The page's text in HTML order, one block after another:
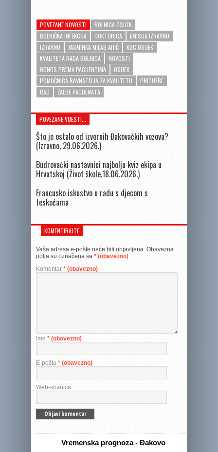
POVEZANE NOVOSTI
BOLNICA OSIJEK
BOLNIČKA INFEKCIJA
DOKTORICA
EMISIJA IZRAVNO
IZRAVNO
JASMINKA MILAS AHIĆ
KBC OSIJEK
KVALITETA RADA BOLNICA
NOVOSTI
ODNOS PREMA PACIJENTIMA
OSIJEK
POMOĆNICA RAVNATELJA ZA KVALITETU
PRITUŽBE
RAD
ŽALBE PACIJENATA
POVEZANE VIJESTI...
Što je ostalo od izvornih Đakovačkih vezova?
(Izravno, 29.06.2026.)
Budrovački nastavnici najbolja kviz ekipa u
Hrvatskoj (Život škole,18.06.2026.)
Francusko iskustvo u radu s djecom s
teskoćama
KOMENTIRAJTE
Vaša adresa e-pošte neće biti objavljena. Obavezna
polja su označena sa * (obavezno)
Komentar * (obavezno)
Ime * (obavezno)
E-pošta * (obavezno)
Web-stranica
Vremenska prognoza - Đakovo